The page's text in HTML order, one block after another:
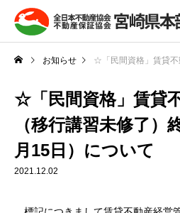
お知らせ ☆「民間資格」賃貸不動産経営管理士
☆「民間資格」賃貸
（移行講習未修了）
月15日）について
2021.12.02